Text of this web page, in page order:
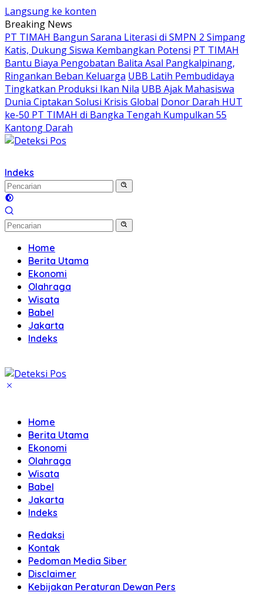
Langsung ke konten
Breaking News
PT TIMAH Bangun Sarana Literasi di SMPN 2 Simpang
Katis, Dukung Siswa Kembangkan Potensi PT TIMAH
Bantu Biaya Pengobatan Balita Asal Pangkalpinang,
Ringankan Beban Keluarga UBB Latih Pembudidaya
Tingkatkan Produksi Ikan Nila UBB Ajak Mahasiswa
Dunia Ciptakan Solusi Krisis Global Donor Darah HUT
ke-50 PT TIMAH di Bangka Tengah Kumpulkan 55
Kantong Darah
Indeks
Home
Berita Utama
Ekonomi
Olahraga
Wisata
Babel
Jakarta
Indeks
Home
Berita Utama
Ekonomi
Olahraga
Wisata
Babel
Jakarta
Indeks
Redaksi
Kontak
Pedoman Media Siber
Disclaimer
Kebijakan Peraturan Dewan Pers